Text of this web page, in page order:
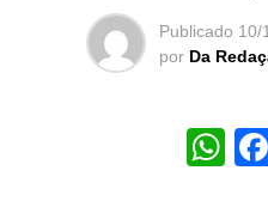
Publicado 10/
por Da